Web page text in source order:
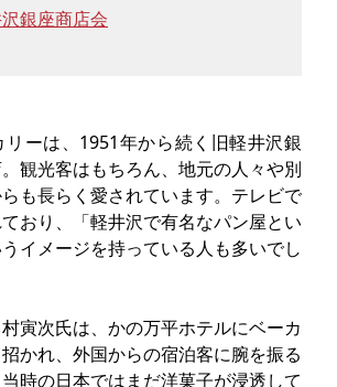
銀座商店会
ーは、1951年から続く旧軽井沢銀
観光客はもちろん、地元の人々や別
も長らく愛されています。テレビで
おり、「軽井沢で有名なパン屋とい
イメージを持っている人も多いでし
寅次氏は、かの万平ホテルにベーカ
かれ、外国からの宿泊客に腕を振る
時の日本ではまだ洋菓子が浸透して